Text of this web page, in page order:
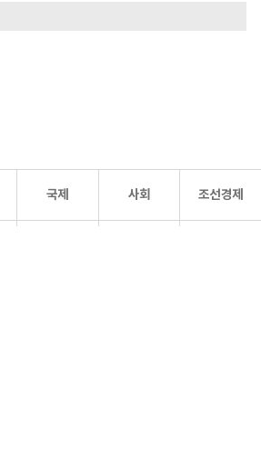
국제 사회 조선경제